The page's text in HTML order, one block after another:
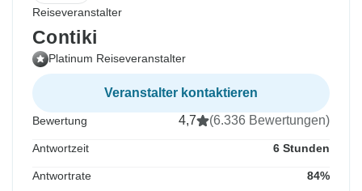
Reiseveranstalter
Contiki
Platinum Reiseveranstalter
Veranstalter kontaktieren
Bewertung 4,7 (6.336 Bewertungen)
Antwortzeit 6 Stunden
Antwortrate 84%